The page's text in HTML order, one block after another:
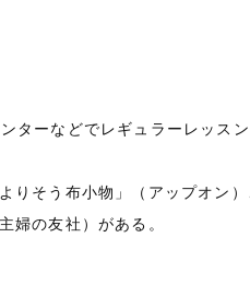
ターなどでレギュラーレッスン
りそう布小物」（アップオン）
婦の友社）がある。